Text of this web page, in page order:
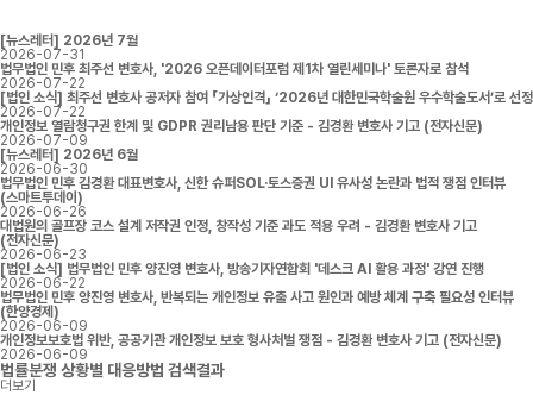
[뉴스레터] 2026년 7월
2026-07-31
법무법인 민후 최주선 변호사, '2026 오픈데이터포럼 제1차 열린세미나' 토론자로 참석
2026-07-22
[법인 소식] 최주선 변호사 공저자 참여 「가상인격」 ‘2026년 대한민국학술원 우수학술도서’로 선정
2026-07-22
개인정보 열람청구권 한계 및 GDPR 권리남용 판단 기준 - 김경환 변호사 기고 (전자신문)
2026-07-09
[뉴스레터] 2026년 6월
2026-06-30
법무법인 민후 김경환 대표변호사, 신한 슈퍼SOL·토스증권 UI 유사성 논란과 법적 쟁점 인터뷰
(스마트투데이)
2026-06-26
대법원의 골프장 코스 설계 저작권 인정, 창작성 기준 과도 적용 우려 - 김경환 변호사 기고
(전자신문)
2026-06-23
[법인 소식] 법무법인 민후 양진영 변호사, 방송기자연합회 '데스크 AI 활용 과정' 강연 진행
2026-06-22
법무법인 민후 양진영 변호사, 반복되는 개인정보 유출 사고 원인과 예방 체계 구축 필요성 인터뷰
(한양경제)
2026-06-09
개인정보보호법 위반, 공공기관 개인정보 보호 형사처벌 쟁점 - 김경환 변호사 기고 (전자신문)
2026-06-09
법률분쟁 상황별 대응방법 검색결과
더보기